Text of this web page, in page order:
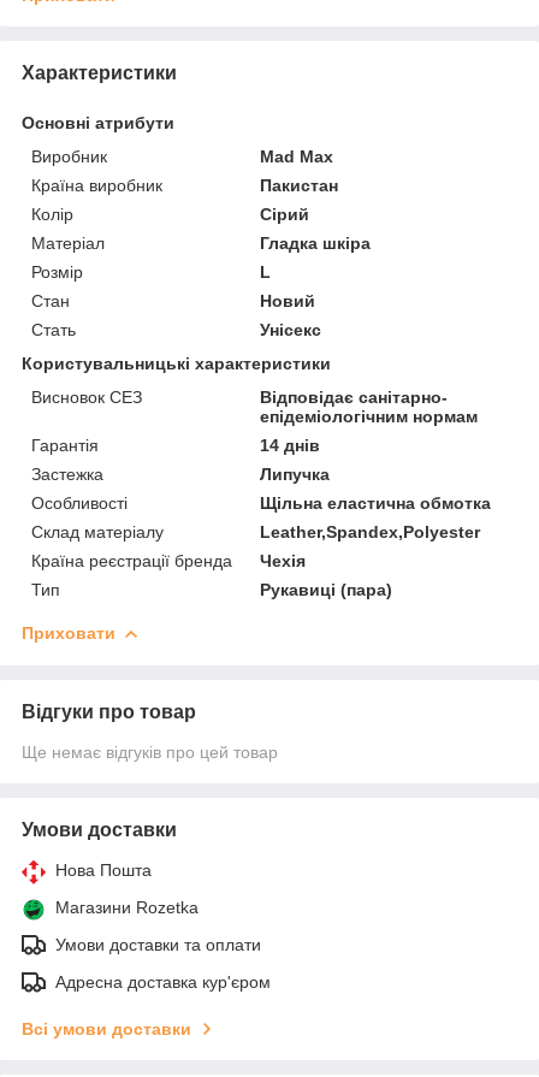
Характеристики
Основні атрибути
Виробник
Mad Max
Країна виробник
Пакистан
Колір
Сірий
Матеріал
Гладка шкіра
Розмір
L
Стан
Новий
Стать
Унісекс
Користувальницькі характеристики
Висновок СЕЗ
Відповідає санітарно-
епідеміологічним нормам
Гарантія
14 днів
Застежка
Липучка
Особливості
Щільна еластична обмотка
Склад матеріалу
Leather,Spandex,Polyester
Країна реєстрації бренда
Чехія
Тип
Рукавиці (пара)
Приховати
Відгуки про товар
Ще немає відгуків про цей товар
Умови доставки
Нова Пошта
Магазини Rozetka
Умови доставки та оплати
Адресна доставка кур'єром
Всі умови доставки